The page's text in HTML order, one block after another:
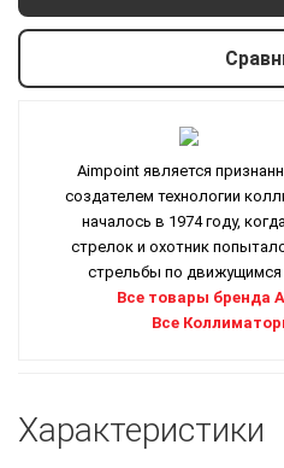
Aimpoint является
создателем технологии
началось в 1974 году,
стрелок и охотник
стрельбы по движущимся
Все товары бренда
Все
Характеристики